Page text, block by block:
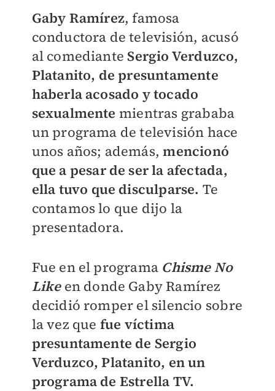
Gaby Ramírez, famosa
conductora de televisión, acusó
al comediante Sergio Verduzco,
Platanito, de presuntamente
haberla acosado y tocado
sexualmente mientras grababa
un programa de televisión hace
unos años; además,mencionó
que a pesar de ser la afectada,
ella tuvo que disculparse. Te
contamos lo que dijo la
presentadora.
Fue en el programa Chisme No
Like en donde Gaby Ramírez
decidió romper el silencio sobre
la vez que fue víctima
presuntamente de Sergio
Verduzco, Platanito, en un
programa de Estrella TV.